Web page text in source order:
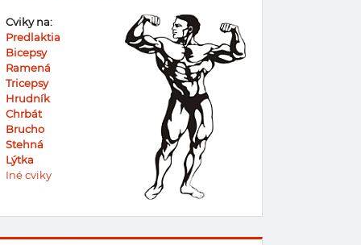
Cviky na:
Predlaktia
Bicepsy
Ramená
Tricepsy
Hrudník
Chrbát
Brucho
Stehná
Lýtka
Iné cviky